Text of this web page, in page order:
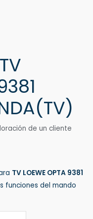
de un cliente
TV LOEWE OPTA 9381
funciones del mando